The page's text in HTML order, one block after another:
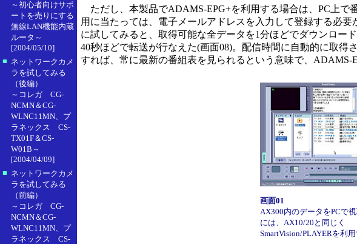
～初心者向けサポ
ートを売りにする
無線LAN機能内蔵
ルータ～
[2004/05/10]
■ ネットワークカメ
ラを試してみる
（後編）
～コレガ CG-
NCMN＆CG-
WLNC11MN、プ
ラネックス CS-
TX01F＆CS-
W01B～
[2004/04/09]
■ ネットワークカメ
ラを試してみる
（前編）
～コレガ CG-
NCMN＆CG-
WLNC11MN、プ
ラネックス CS-
ただし、本製品でADAMS-EPG+を利用する場合は、PC上で
用に当たっては、電子メールアドレスを入力して登録する必
に試してみると、取得可能な全データを1分ほどでダウンロー
40秒ほどで転送が行なえた(画面08)。配信時間に自動的に取得
すれば、常に最新の番組表を見られるという意味で、ADAMS-
画面01
AX300内のデータをPCで
には、AX10/20と同じく
SmartVision/PLAYERを利